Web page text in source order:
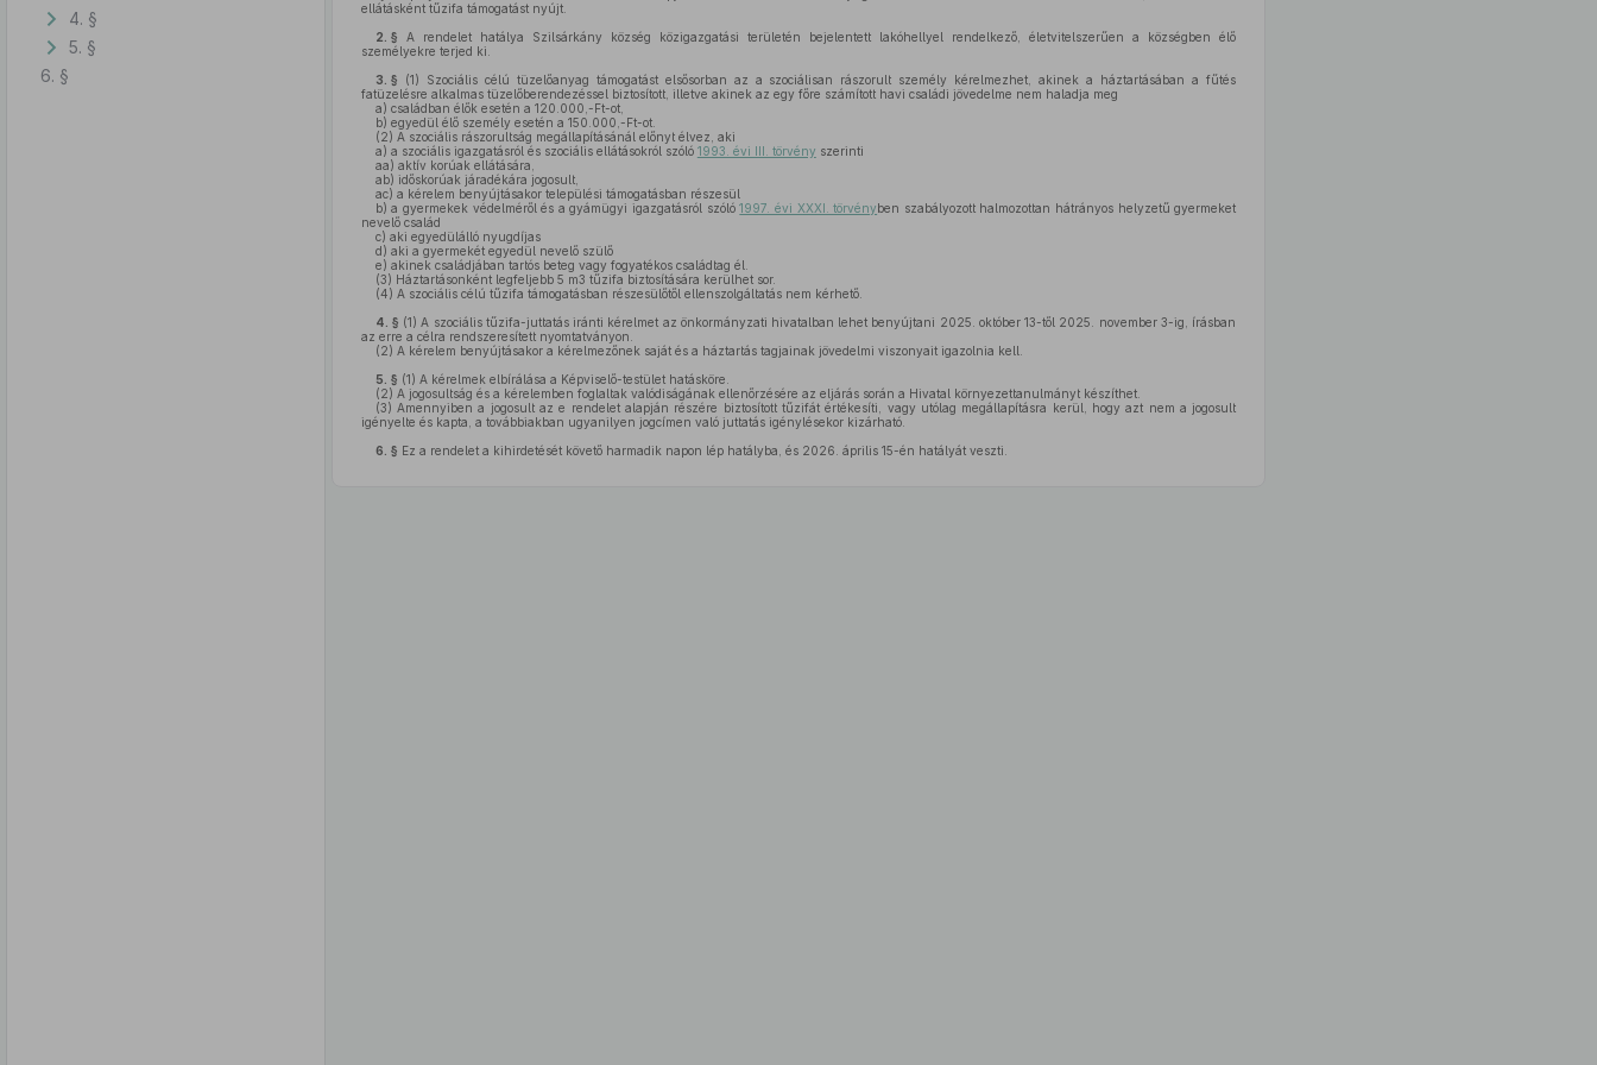
4. §
5. §
6. §
ellátásként tűzifa támogatást nyújt.
2. § A rendelet hatálya Szilsárkány község közigazgatási területén bejelentett lakóhellyel rendelkező, életvitelszerűen a községben élő
személyekre terjed ki.
3. § (1) Szociális célú tüzelőanyag támogatást elsősorban az a szociálisan rászorult személy kérelmezhet, akinek a háztartásában a fűtés
fatüzelésre alkalmas tüzelőberendezéssel biztosított, illetve akinek az egy főre számított havi családi jövedelme nem haladja meg
a) családban élők esetén a 120.000,-Ft-ot,
b) egyedül élő személy esetén a 150.000,-Ft-ot.
(2) A szociális rászorultság megállapításánál előnyt élvez, aki
a) a szociális igazgatásról és szociális ellátásokról szóló 1993. évi III. törvény szerinti
aa) aktív korúak ellátására,
ab) időskorúak járadékára jogosult,
ac) a kérelem benyújtásakor települési támogatásban részesül
b) a gyermekek védelméről és a gyámügyi igazgatásról szóló1997. évi XXXI. törvényben szabályozott halmozottan hátrányos helyzetű gyermeket
nevelő család
c) aki egyedülálló nyugdíjas
d) aki a gyermekét egyedül nevelő szülő
e) akinek családjában tartós beteg vagy fogyatékos családtag él.
(3) Háztartásonként legfeljebb 5 m3 tűzifa biztosítására kerülhet sor.
(4) A szociális célú tűzifa támogatásban részesülőtől ellenszolgáltatás nem kérhető.
4. § (1) A szociális tűzifa-juttatás iránti kérelmet az önkormányzati hivatalban lehet benyújtani 2025. október 13-től 2025. november 3-ig, írásban
az erre a célra rendszeresített nyomtatványon.
(2) A kérelem benyújtásakor a kérelmezőnek saját és a háztartás tagjainak jövedelmi viszonyait igazolnia kell.
5. § (1) A kérelmek elbírálása a Képviselő-testület hatásköre.
(2) A jogosultság és a kérelemben foglaltak valódiságának ellenőrzésére az eljárás során a Hivatal környezettanulmányt készíthet.
(3) Amennyiben a jogosult az e rendelet alapján részére biztosított tűzifát értékesíti, vagy utólag megállapításra kerül, hogy azt nem a jogosult
igényelte és kapta, a továbbiakban ugyanilyen jogcímen való juttatás igénylésekor kizárható.
6. § Ez a rendelet a kihirdetését követő harmadik napon lép hatályba, és 2026. április 15-én hatályát veszti.